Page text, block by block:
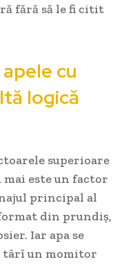
fără să le fi citit
cu
logică
superioare
este un factor
principal al
din prundiș,
Iar apa se
târî un momitor